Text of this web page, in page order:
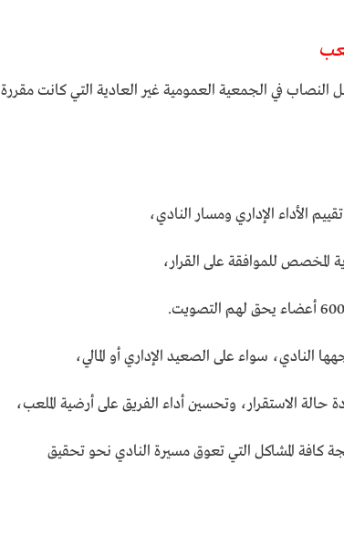
النصاب في الجمعية العمومية غير العادية التي كانت مقررة
الأداء الإداري ومسار النادي،
للموافقة على القرار،
النادي، سواء على الصعيد الإداري أو المالي،
الاستقرار، وتحسين أداء الفريق على أرضية الملعب،
كافة المشاكل التي تعوق مسيرة النادي نحو تحقيق